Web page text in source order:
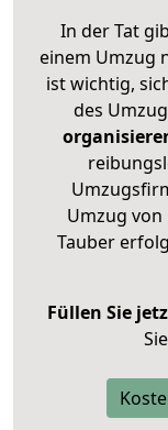
In der Tat
einem Umzug
ist wichtig,
des
Umzug
Tauber
Füllen Sie